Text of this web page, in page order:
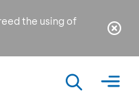
the using of